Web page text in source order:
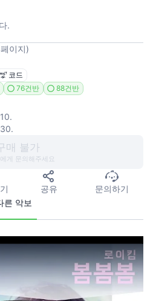
.
페이지)
코드
76건반 88건반
매 불가
게 문의해주세요
공유
문의하기
른 악보